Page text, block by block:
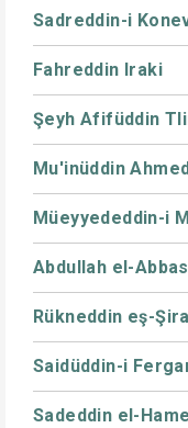
Sadreddin-i
Fahreddin Iraki
Şeyh Afifüddin
Mu'inüddin
Müeyyededdin-i
Abdullah el-
Rükneddin eş-
Saidüddin-i
Sadeddin el-